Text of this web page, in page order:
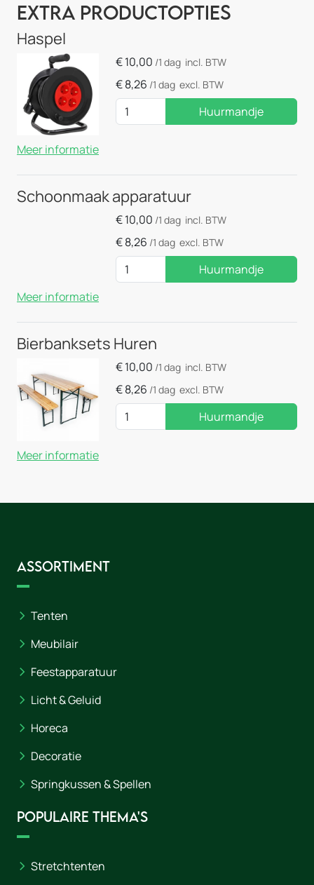
Extra Productopties
Haspel
€10,00 /1 dag incl. BTW
€8,26 /1 dag excl. BTW
Huurmandje
Meer informatie
Schoonmaak apparatuur
€10,00 /1 dag incl. BTW
€8,26 /1 dag excl. BTW
Huurmandje
Meer informatie
Bierbanksets Huren
€10,00 /1 dag incl. BTW
€8,26 /1 dag excl. BTW
Huurmandje
Meer informatie
Assortiment
Tenten
Meubilair
Feestapparatuur
Licht & Geluid
Horeca
Decoratie
Springkussen & Spellen
Populaire thema's
Stretchtenten